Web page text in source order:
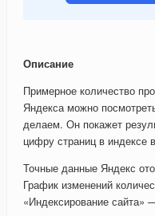
Описание
Примерное количество
Яндекса можно
делаем. Он покажет
цифру страниц в индексе
Точные данные Яндекс
График изменений
«Индексирование сайта»